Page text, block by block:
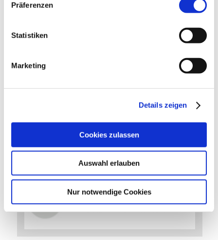
Präferenzen
Statistiken
Marketing
Details zeigen
Cookies zulassen
Auswahl erlauben
Nur notwendige Cookies
Interessante
Mit einem Klick zu Facebook